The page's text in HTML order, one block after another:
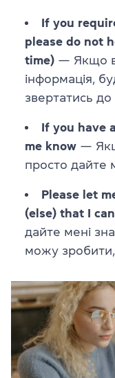
If you
please do not
time) — Якщо
інформація,
звертатись
If you have
me know —
просто дайте
Please let
(else) that I
дайте мені
можу